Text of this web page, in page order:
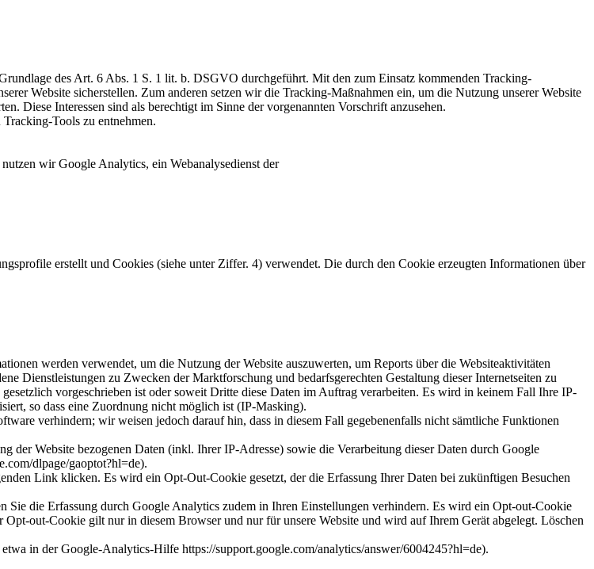
des Art. 6 Abs. 1 S. 1 lit. b. DSGVO durchgeführt. Mit den zum Einsatz kommenden Tracking-
Website sicherstellen. Zum anderen setzen wir die Tracking-Maßnahmen ein, um die Nutzung unserer Website
Diese Interessen sind als berechtigt im Sinne der vorgenannten Vorschrift anzusehen.
Tools zu entnehmen.
wir Google Analytics, ein Webanalysedienst der
erstellt und Cookies (siehe unter Ziffer. 4) verwendet. Die durch den Cookie erzeugten Informationen über
werden verwendet, um die Nutzung der Website auszuwerten, um Reports über die Websiteaktivitäten
Dienstleistungen zu Zwecken der Marktforschung und bedarfsgerechten Gestaltung dieser Internetseiten zu
vorgeschrieben ist oder soweit Dritte diese Daten im Auftrag verarbeiten. Es wird in keinem Fall Ihre IP-
so dass eine Zuordnung nicht möglich ist (IP-Masking).
verhindern; wir weisen jedoch darauf hin, dass in diesem Fall gegebenenfalls nicht sämtliche Funktionen
der Website bezogenen Daten (inkl. Ihrer IP-Adresse) sowie die Verarbeitung dieser Daten durch Google
dlpage/gaoptot?hl=de).
Link klicken. Es wird ein Opt-Out-Cookie gesetzt, der die Erfassung Ihrer Daten bei zukünftigen Besuchen
die Erfassung durch Google Analytics zudem in Ihren Einstellungen verhindern. Es wird ein Opt-out-Cookie
out-Cookie gilt nur in diesem Browser und nur für unsere Website und wird auf Ihrem Gerät abgelegt. Löschen
in der Google-Analytics-Hilfe https://support.google.com/analytics/answer/6004245?hl=de).